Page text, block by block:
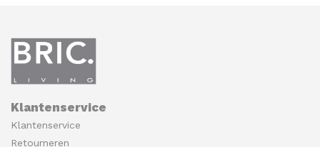
Klantenservice
Klantenservice
Retourneren